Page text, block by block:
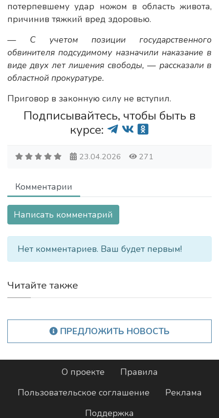
потерпевшему удар ножом в область живота,
причинив тяжкий вред здоровью.
— С учетом позиции государственного
обвинителя подсудимому назначили наказание в
виде двух лет лишения свободы, — рассказали в
областной прокуратуре.
Приговор в законную силу не вступил.
Подписывайтесь, чтобы быть в
курсе:
23.04.2026 271
Комментарии
Написать комментарий
Нет комментариев. Ваш будет первым!
Читайте также
ПРЕДЛОЖИТЬ НОВОСТЬ
О проекте
Правила
Пользовательское соглашение
Реклама
Поддержка